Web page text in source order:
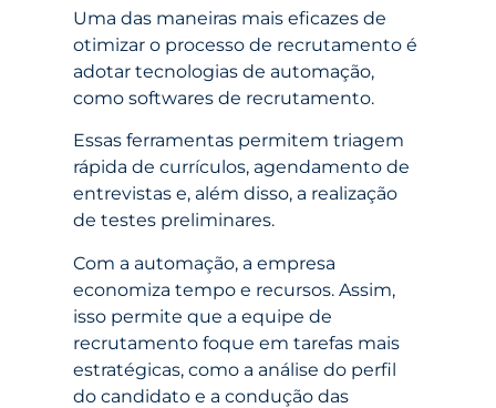
Uma das maneiras mais eficazes de
otimizar o processo de recrutamento é
adotar tecnologias de automação,
como softwares de recrutamento.
Essas ferramentas permitem triagem
rápida de currículos, agendamento de
entrevistas e, além disso, a realização
de testes preliminares.
Com a automação, a empresa
economiza tempo e recursos. Assim,
isso permite que a equipe de
recrutamento foque em tarefas mais
estratégicas, como a análise do perfil
do candidato e a condução das